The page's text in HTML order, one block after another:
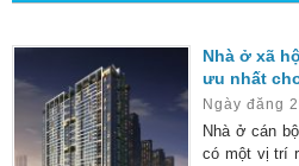
Nhà ở xã
ưu nhất
Ngày đăng
Nhà ở cán
có một vị trí